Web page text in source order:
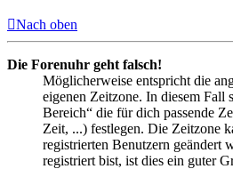
Nach oben
Die Forenuhr geht falsch!
Möglicherweise entspricht die
eigenen Zeitzone. In diesem Fall
Bereich“ die für dich passende
Zeit, ...) festlegen. Die Zeitzone
registrierten Benutzern geändert
registriert bist, ist dies ein guter